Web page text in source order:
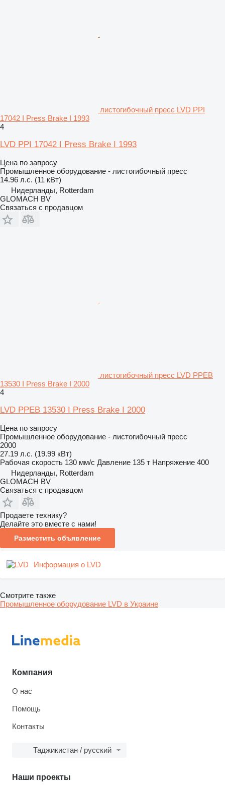
листогибочный пресс LVD PPI
17042 I Press Brake I 1993
4
LVD PPI 17042 I Press Brake I 1993
Цена по запросу
Промышленное оборудование - листогибочный пресс
14.96 л.с. (11 кВт)
Нидерланды, Rotterdam
GLOMACH BV
Связаться с продавцом
листогибочный пресс LVD PPEB
13530 I Press Brake I 2000
4
LVD PPEB 13530 I Press Brake I 2000
Цена по запросу
Промышленное оборудование - листогибочный пресс
2000
27.19 л.с. (19.99 кВт)
Рабочая скорость 130 мм/с Давление 135 т Напряжение 400
Нидерланды, Rotterdam
GLOMACH BV
Связаться с продавцом
Продаете технику?
Делайте это вместе с нами!
Разместить объявление
Информация о LVD
Смотрите также
Промышленное оборудование LVD в Украине
Компания
О нас
Помощь
Контакты
Таджикистан / русский
Наши проекты